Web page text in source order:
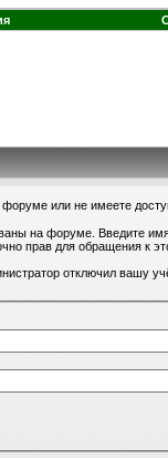
или не имеете
на форуме. Введите
прав для обращения к
отключил вашу